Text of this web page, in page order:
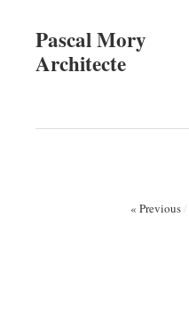
Pascal Mory
Architecte
« Previous/